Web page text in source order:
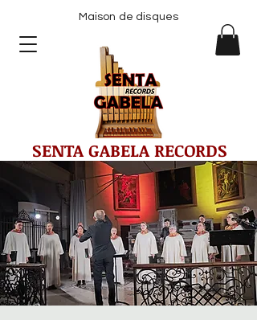
SENTA GABELA RECORDS
Maison de disques